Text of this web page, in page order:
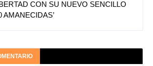
CON SU NUEVO SENCILLO
AMANECIDAS’